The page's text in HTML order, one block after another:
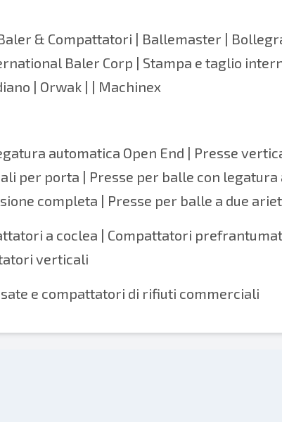
& Compattatori | Ballemaster |
Baler Corp | Stampa e taglio
| Orwak | | Machinex
automatica Open End | Presse
per porta | Presse per balle con
completa | Presse per balle a due
a coclea | Compattatori
verticali
e compattatori di rifiuti commerciali